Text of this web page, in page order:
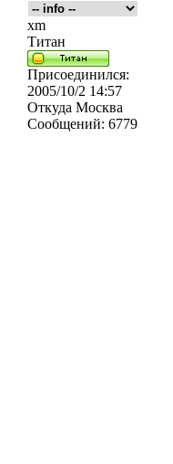
xm
Титан
Присоединился:
2005/10/2 14:57
Откуда Москва
Сообщений: 6779